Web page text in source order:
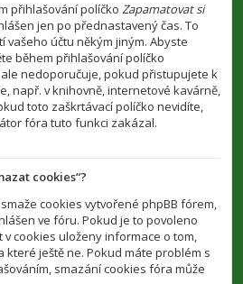
přihlašování políčko Zapamatovat si
jen po přednastavený čas. To
vašeho účtu někým jiným. Abyste
během přihlašování políčko
ale nedoporučuje, pokud přistupujete k
např. v knihovně, internetové kavárně,
toto zaškrtávací políčko nevidíte,
fóra tuto funkci zakázal.
cookies“?
cookies vytvořené phpBB fórem,
ve fóru. Pokud je to povoleno
cookies uloženy informace o tom,
které ještě ne. Pokud máte problém s
smazání cookies fóra může